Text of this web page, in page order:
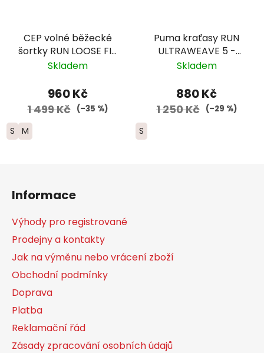
CEP volné běžecké
šortky RUN LOOSE FIT
- pánské - modrá
Skladem
960 Kč
1 499 Kč (–35 %)
S M
Puma kraťasy RUN
ULTRAWEAVE 5 -
pánské - černé
Skladem
880 Kč
1 250 Kč (–29 %)
S
Informace
Výhody pro registrované
Prodejny a kontakty
Jak na výměnu nebo vrácení zboží
Obchodní podmínky
Doprava
Platba
Reklamační řád
Zásady zpracování osobních údajů